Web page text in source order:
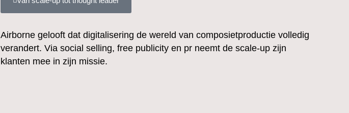
Airborne gelooft dat digitalisering de wereld van composietproductie volledig
verandert. Via social selling, free publicity en pr neemt de scale-up zijn
klanten mee in zijn missie.